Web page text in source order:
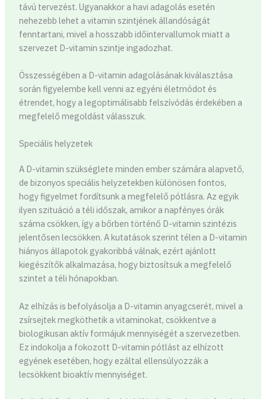
távú tervezést. Ugyanakkor a havi adagolás esetén
nehezebb lehet a vitamin szintjének állandóságát
fenntartani, mivel a hosszabb időintervallumok miatt a
szervezet D-vitamin szintje ingadozhat.
Összességében a D-vitamin adagolásának kiválasztása
során figyelembe kell venni az egyéni életmódot és
étrendet, hogy a legoptimálisabb felszívódás érdekében a
megfelelő megoldást válasszuk.
Speciális helyzetek
A D-vitamin szükséglete minden ember számára alapvető,
de bizonyos speciális helyzetekben különösen fontos,
hogy figyelmet fordítsunk a megfelelő pótlásra. Az egyik
ilyen szituáció a téli időszak, amikor a napfényes órák
száma csökken, így a bőrben történő D-vitamin szintézis
jelentősen lecsökken. A kutatások szerint télen a D-vitamin
hiányos állapotok gyakoribbá válnak, ezért ajánlott
kiegészítők alkalmazása, hogy biztosítsuk a megfelelő
szintet a téli hónapokban.
Az elhízás is befolyásolja a D-vitamin anyagcserét, mivel a
zsírsejtek megköthetik a vitaminokat, csökkentve a
biologikusan aktív formájuk mennyiségét a szervezetben.
Ez indokolja a fokozott D-vitamin pótlást az elhízott
egyének esetében, hogy ezáltal ellensúlyozzák a
lecsökkent bioaktív mennyiséget.